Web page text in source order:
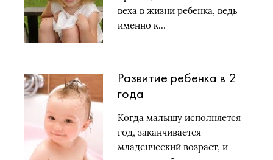
веха в жизни ребенка, ведь
именно к…
Развитие ребенка в 2
года
Когда малышу исполняется
год, заканчивается
младенческий возраст, и